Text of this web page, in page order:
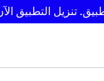
تنزيل التطبيق